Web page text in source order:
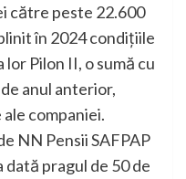
către peste 22.600
în 2024 condițiile
Pilon II, o sumă cu
anul anterior,
companiei.
NN Pensii SAFPAP
pragul de 50 de